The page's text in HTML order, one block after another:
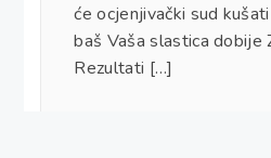
će ocjenjivački sud
baš Vaša slastica dobije
Rezultati […]